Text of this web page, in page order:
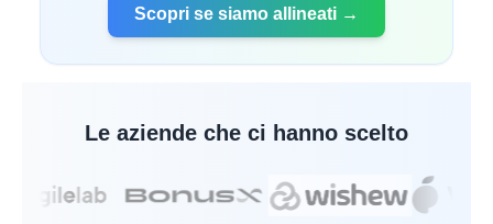
Scopri se siamo allineati →
Le aziende che ci hanno scelto